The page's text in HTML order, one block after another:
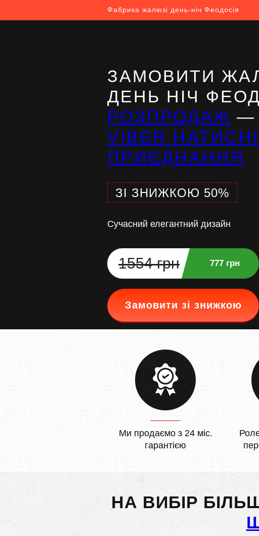
Фабрика жалюзі день-ніч Феодосія
ЗАМОВИТИ
ДЕНЬ НІЧ
РОЗПРОДАЖ —
VIBER
ПРИЄДНАННЯ
ЗІ ЗНИЖКОЮ 50%
Сучасний елегантний дизайн
1554 грн 777 грн
Замовити зі знижкою
Ми продаємо з 24 міс.
гарантією
НА ВИБІР